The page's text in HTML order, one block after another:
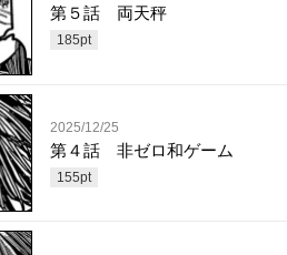
第５話 両天秤
185pt
2025/12/25
第４話 非ゼロ和ゲーム
155pt